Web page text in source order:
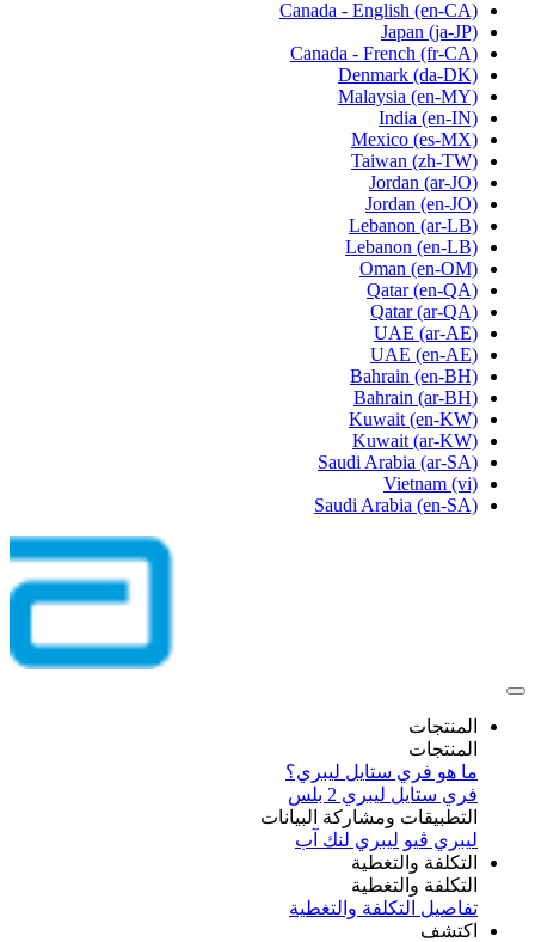
Canada - English (en-CA)
Japan (ja-JP)
Canada - French (fr-CA)
Denmark (da-DK)
Malaysia (en-MY)
India (en-IN)
Mexico (es-MX)
Taiwan (zh-TW)
Jordan (ar-JO)
Jordan (en-JO)
Lebanon (ar-LB)
Lebanon (en-LB)
Oman (en-OM)
Qatar (en-QA)
Qatar (ar-QA)
UAE (ar-AE)
UAE (en-AE)
Bahrain (en-BH)
Bahrain (ar-BH)
Kuwait (en-KW)
Kuwait (ar-KW)
Saudi Arabia (ar-SA)
Vietnam (vi)
Saudi Arabia (en-SA)
المنتجات
المنتجات
ما هو فري ستايل ليبري؟
فري ستايل ليبري 2 بلس​
التطبيقات ومشاركة البيانات
ليبري ڤيو ليبري لنك آب
التكلفة والتغطية
التكلفة والتغطية
تفاصيل التكلفة والتغطية
اكتشف​